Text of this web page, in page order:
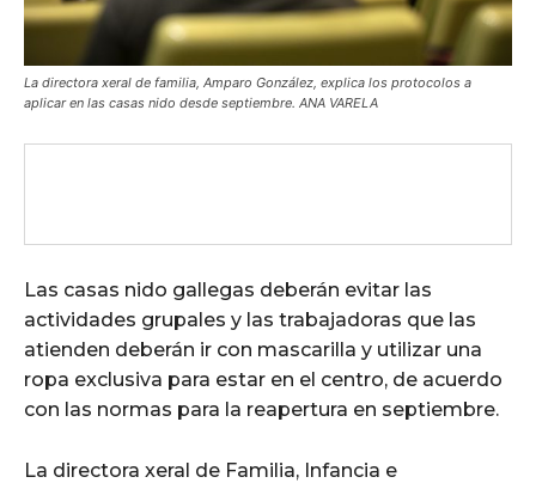
La directora xeral de familia, Amparo González, explica los protocolos a
aplicar en las casas nido desde septiembre. ANA VARELA
Las casas nido gallegas deberán evitar las
actividades grupales y las trabajadoras que las
atienden deberán ir con mascarilla y utilizar una
ropa exclusiva para estar en el centro, de acuerdo
con las normas para la reapertura en septiembre.
La directora xeral de Familia, Infancia e